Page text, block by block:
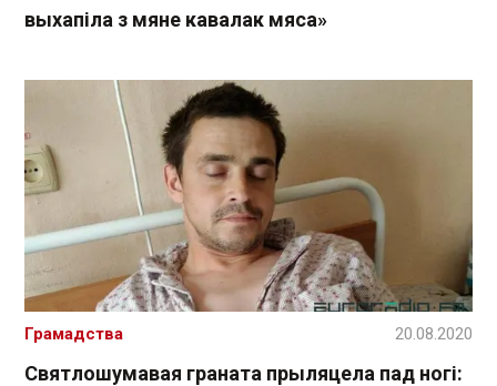
выхапіла з мяне кавалак мяса»
Святлошумавая граната прыляцела пад ногі:
Грамадства 20.08.2020